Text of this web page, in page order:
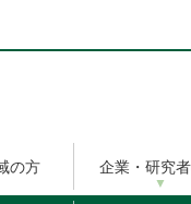
の方 企業・研究